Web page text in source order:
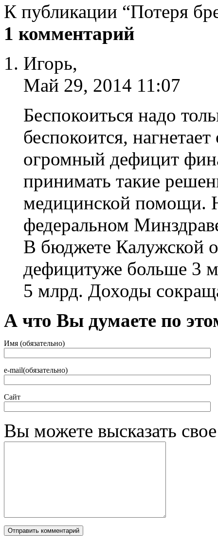
К публикации “Потеря
1 комментарий
Игорь,
Май 29, 2014 11:07
Беспокоиться надо
беспокоится,
огромный дефицит
принимать такие
медицинской помощи.
федеральном
В бюджете Калужской
дефицитуже больше 3
5 млрд. Доходы
А что Вы думаете по
Имя (обязательно)
e-mail(обязательно)
Сайт
Вы можете высказать